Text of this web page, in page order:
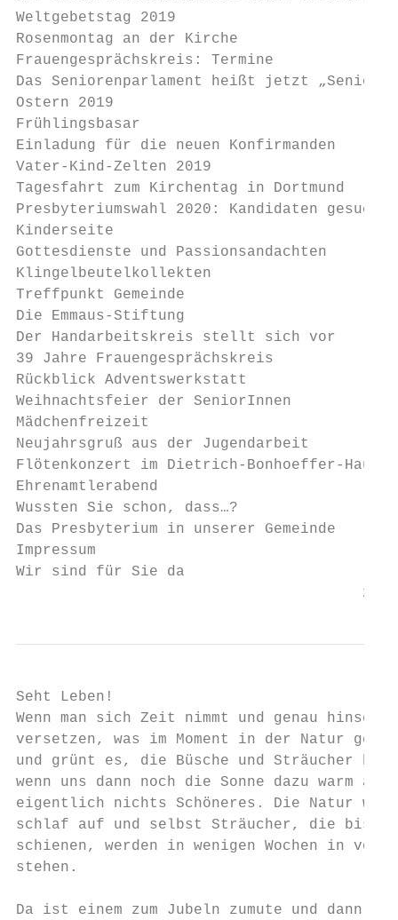
Weltgebetstag 2019
Rosenmontag an der Kirche
Frauengesprächskreis: Termine
Das Seniorenparlament heißt jetzt
Ostern 2019
Frühlingsbasar
Einladung für die neuen Konfirmanden
Vater-Kind-Zelten 2019
Tagesfahrt zum Kirchentag in Dortmund
Presbyteriumswahl 2020: Kandidaten
Kinderseite
Gottesdienste und Passionsandachten
Klingelbeutelkollekten
Treffpunkt Gemeinde
Die Emmaus-Stiftung
Der Handarbeitskreis stellt sich vor
39 Jahre Frauengesprächskreis
Rückblick Adventswerkstatt
Weihnachtsfeier der SeniorInnen
Mädchenfreizeit
Neujahrsgruß aus der Jugendarbeit
Flötenkonzert im Dietrich-Bonhoeffer-
Ehrenamtlerabend
Wussten Sie schon, dass…?
Das Presbyterium in unserer Gemeinde
Impressum
Wir sind für Sie da
                                       2
Seht Leben!
Wenn man sich Zeit nimmt und genau
versetzen, was im Moment in der Natur
und grünt es, die Büsche und Sträucher
wenn uns dann noch die Sonne dazu warm
eigentlich nichts Schöneres. Die Natur
schlaf auf und selbst Sträucher, die
schienen, werden in wenigen Wochen in
stehen.
Da ist einem zum Jubeln zumute und dann